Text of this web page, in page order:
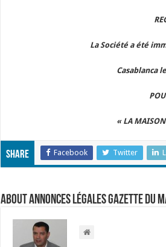
La Société a été
Casablanca
« LA MAISON
Share Facebook Twitter
About Annonces légales Gazette du